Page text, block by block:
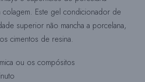
colagem. Este gel condicionador de
superior não mancha a porcelana,
cimentos de resina.
ou os compósitos